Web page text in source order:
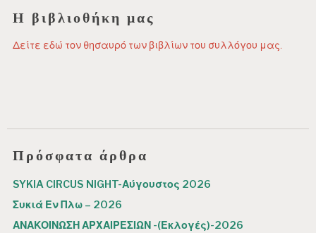
Η βιβλιοθήκη μας
Δείτε εδώ τον θησαυρό των βιβλίων του συλλόγου μας.
Πρόσφατα άρθρα
SYKIA CIRCUS NIGHT-Αύγουστος 2026
Συκιά Εν Πλω – 2026
ΑΝΑΚΟΙΝΩΣΗ ΑΡΧΑΙΡΕΣΙΩΝ -(Εκλογές)-2026